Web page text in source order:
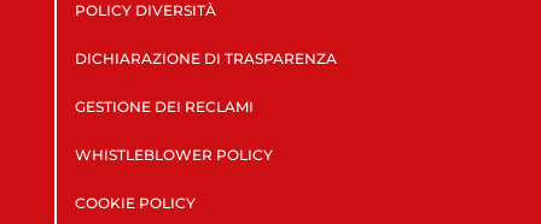
POLICY DIVERSITÀ
DICHIARAZIONE DI TRASPARENZA
GESTIONE DEI RECLAMI
WHISTLEBLOWER POLICY
COOKIE POLICY